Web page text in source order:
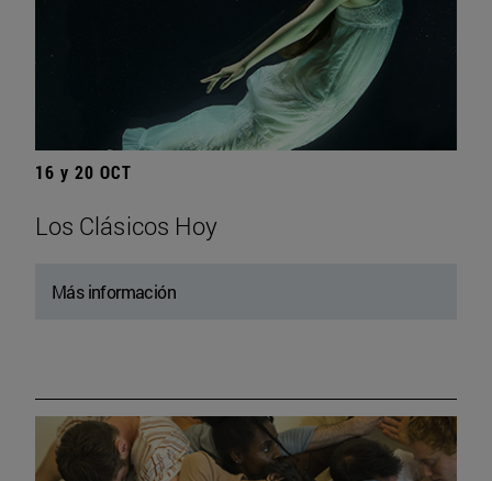
16 y 20 OCT
Los Clásicos Hoy
Más información